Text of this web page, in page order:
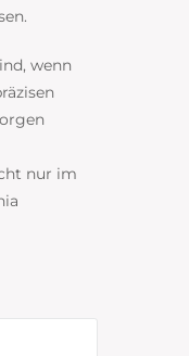
wenn
nur im